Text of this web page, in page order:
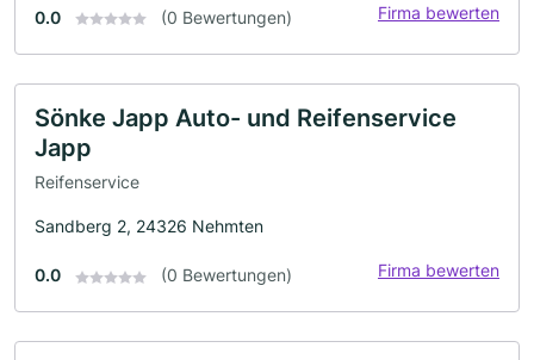
0.0 (0 Bewertungen) Firma bewerten
Sönke Japp Auto- und Reifenservice
Japp
Reifenservice
Sandberg 2, 24326 Nehmten
0.0 (0 Bewertungen) Firma bewerten